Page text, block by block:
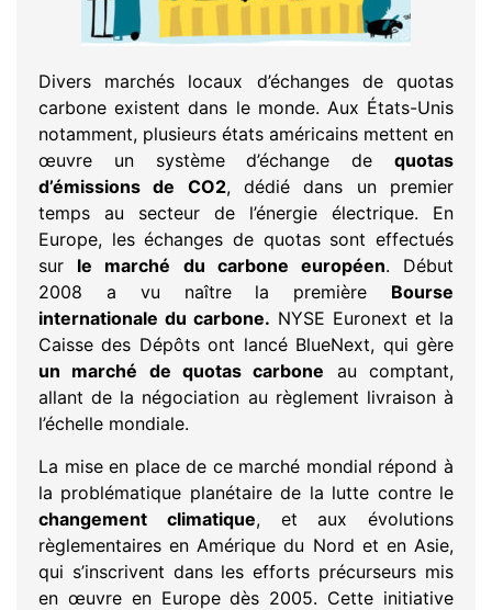
Divers marchés locaux d’échanges de quotas
carbone existent dans le monde. Aux États-Unis
notamment, plusieurs états américains mettent en
œuvre un système d’échange de quotas
d’émissions de CO2, dédié dans un premier
temps au secteur de l’énergie électrique. En
Europe, les échanges de quotas sont effectués
sur le marché du carbone européen. Début
2008 a vu naître la première Bourse
internationale du carbone. NYSE Euronext et la
Caisse des Dépôts ont lancé BlueNext, qui gère
un marché de quotas carbone au comptant,
allant de la négociation au règlement livraison à
l’échelle mondiale.
La mise en place de ce marché mondial répond à
la problématique planétaire de la lutte contre le
changement climatique, et aux évolutions
règlementaires en Amérique du Nord et en Asie,
qui s’inscrivent dans les efforts précurseurs mis
en œuvre en Europe dès 2005. Cette initiative